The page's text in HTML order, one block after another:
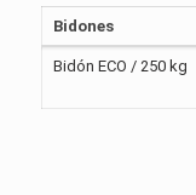
Bidones
Bidón ECO / 250 kg